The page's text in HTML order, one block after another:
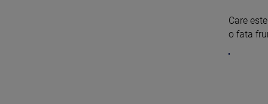
Care
o fata